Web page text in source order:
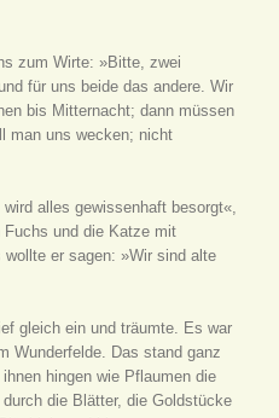
zum Wirte: »Bitte, zwei
für uns beide das andere. Wir
bis Mitternacht; dann müssen
man uns wecken; nicht
alles gewissenhaft besorgt«,
und die Katze mit
er sagen: »Wir sind alte
gleich ein und träumte. Es war
Wunderfelde. Das stand ganz
hingen wie Pflaumen die
die Blätter, die Goldstücke